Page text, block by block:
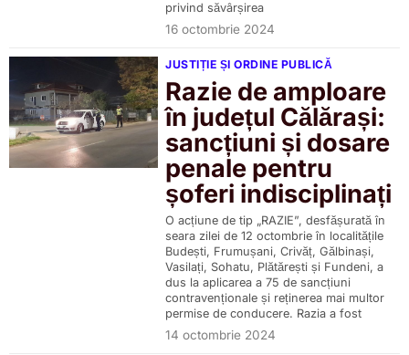
privind săvârșirea
16 octombrie 2024
JUSTIȚIE ȘI ORDINE PUBLICĂ
Razie de amploare
în județul Călărași:
sancțiuni și dosare
penale pentru
șoferi indisciplinați
O acțiune de tip „RAZIE”, desfășurată în
seara zilei de 12 octombrie în localitățile
Budești, Frumușani, Crivăț, Gălbinași,
Vasilați, Sohatu, Plătărești și Fundeni, a
dus la aplicarea a 75 de sancțiuni
contravenționale și reținerea mai multor
permise de conducere. Razia a fost
14 octombrie 2024